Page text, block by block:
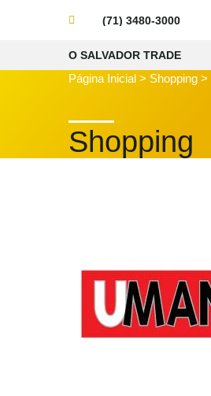
(71) 3480-3000
O SALVADOR TRADE
Página Inicial > Shopping >
Shopping